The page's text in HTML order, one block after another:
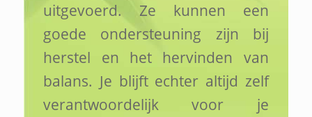
uitgevoerd. Ze kunnen een
goede ondersteuning zijn bij
herstel en het hervinden van
balans. Je blijft echter altijd zelf
verantwoordelijk voor je